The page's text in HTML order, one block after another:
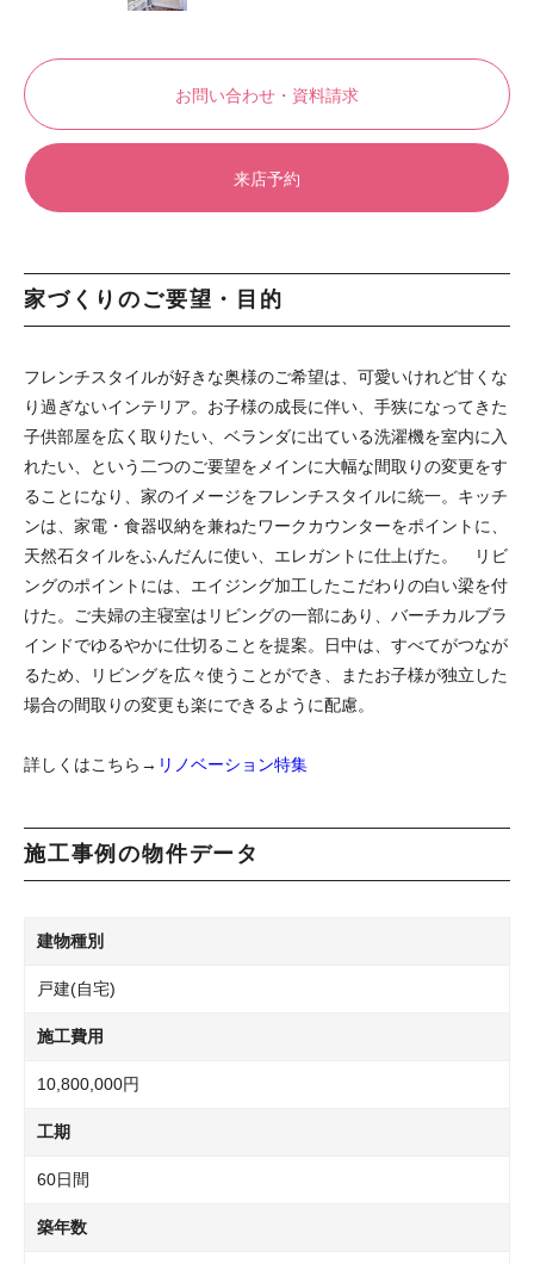
お問い合わせ・資料請求
来店予約
家づくりのご要望・目的
フレンチスタイルが好きな奥様のご希望は、可愛いけれど甘くな
り過ぎないインテリア。お子様の成長に伴い、手狭になってきた
子供部屋を広く取りたい、ベランダに出ている洗濯機を室内に入
れたい、という二つのご要望をメインに大幅な間取りの変更をす
ることになり、家のイメージをフレンチスタイルに統一。キッチ
ンは、家電・食器収納を兼ねたワークカウンターをポイントに、
天然石タイルをふんだんに使い、エレガントに仕上げた。 リビ
ングのポイントには、エイジング加工したこだわりの白い梁を付
けた。ご夫婦の主寝室はリビングの一部にあり、バーチカルブラ
インドでゆるやかに仕切ることを提案。日中は、すべてがつなが
るため、リビングを広々使うことができ、またお子様が独立した
場合の間取りの変更も楽にできるように配慮。
詳しくはこちら→ リノベーション特集
施工事例の物件データ
建物種別
戸建(自宅)
施工費用
10,800,000円
工期
60日間
築年数